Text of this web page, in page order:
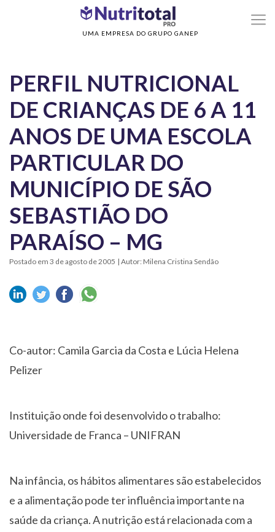
UMA EMPRESA DO GRUPO GANEP
PERFIL NUTRICIONAL DE CRIANÇAS DE 6 A 11 ANOS DE UMA ESCOLA
PARTICULAR DO MUNICÍPIO DE SÃO SEBASTIÃO DO PARAÍSO – MG
PERFIL NUTRICIONAL
DE CRIANÇAS DE 6 A 11
ANOS DE UMA ESCOLA
PARTICULAR DO
MUNICÍPIO DE SÃO
SEBASTIÃO DO
PARAÍSO – MG
Postado em 3 de agosto de 2005 | Autor: Milena Cristina Sendão
Co-autor: Camila Garcia da Costa e Lúcia Helena
Pelizer
Instituição onde foi desenvolvido o trabalho:
Universidade de Franca – UNIFRAN
Na infância, os hábitos alimentares são estabelecidos
e a alimentação pode ter influência importante na
saúde da criança. A nutrição está relacionada com a